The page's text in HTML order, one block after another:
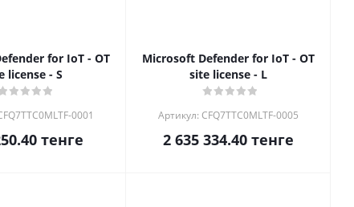
for IoT - OT
license - S
0001
тенге
Microsoft Defender for IoT - OT
site license - L
Артикул: CFQ7TTC0MLTF-0005
2 635 334.40 тенге